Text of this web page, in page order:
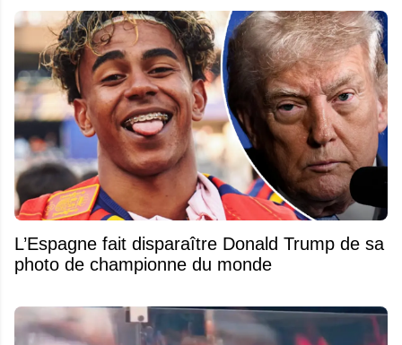
L’Espagne fait disparaître Donald Trump de sa
photo de championne du monde